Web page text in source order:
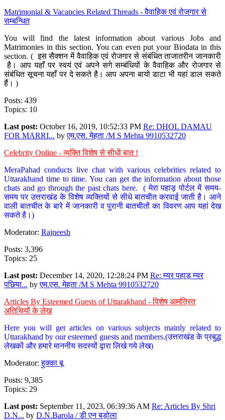
Matrimonial & Vacancies Related Threads - वैवाहिक एवं रोजगार से
सम्बन्धित
You will find the latest information about various Jobs and
Matrimonies in this section. You can even put your Biodata in this
section. ( इस सैक्शन में वैवाहिक एवं रोजगार से संबंधित ताजातरीन जानकारी
है। आप यहाँ पर स्वयं एवं अपने सगे सम्बंधियों के वैवाहिक और रोजगार से
संबंधित सूचना यहाँ पर दे सकते है। आप अपना बायो डाटा भी यहां डाल सकते
हैं। )
Posts: 439
Topics: 10
Last post: October 16, 2019, 10:52:33 PM Re: DHOL DAMAU
FOR MARRI... byएम.एस. मेहता /M S Mehta 9910532720
Celebrity Online - व्यक्ति विशेष से सीधी बात !
MeraPahad conducts live chat with various celebrities related to
Uttarakhand time to time. You can get the information about those
chats and go through the past chats here. ( मेरा पहाड़ पोर्टल में समय-
समय पर उत्तराखंड के विशेष व्यक्तियों से सीधे बातचीत करवाई जाती है। आने
वाली बातचीत के बारे में जानकारी व पुरानी बातचीतों का विवरण आप यहां देख
सकते है।)
Moderator: Rajneesh
Posts: 3,396
Topics: 25
Last post: December 14, 2020, 12:28:24 PM Re: म्यर पहाड़ म्यर
पछिया... byएम.एस. मेहता /M S Mehta 9910532720
Articles By Esteemed Guests of Uttarakhand - विशेष आमंत्रित
अतिथियों के लेख
Here you will get articles on various subjects mainly related to
Uttarakhand by our esteemed guests and members.(उत्तराखंड के प्रबुद्ध
लेखकों और हमारे माननीय सदस्यों द्वारा लिखे गये लेख)
Moderator:हुक्का बू
Posts: 9,385
Topics: 29
Last post: September 11, 2023, 06:39:36 AM Re: Articles By Shri
D.N... by D.N.Barola / डी एन बड़ोला